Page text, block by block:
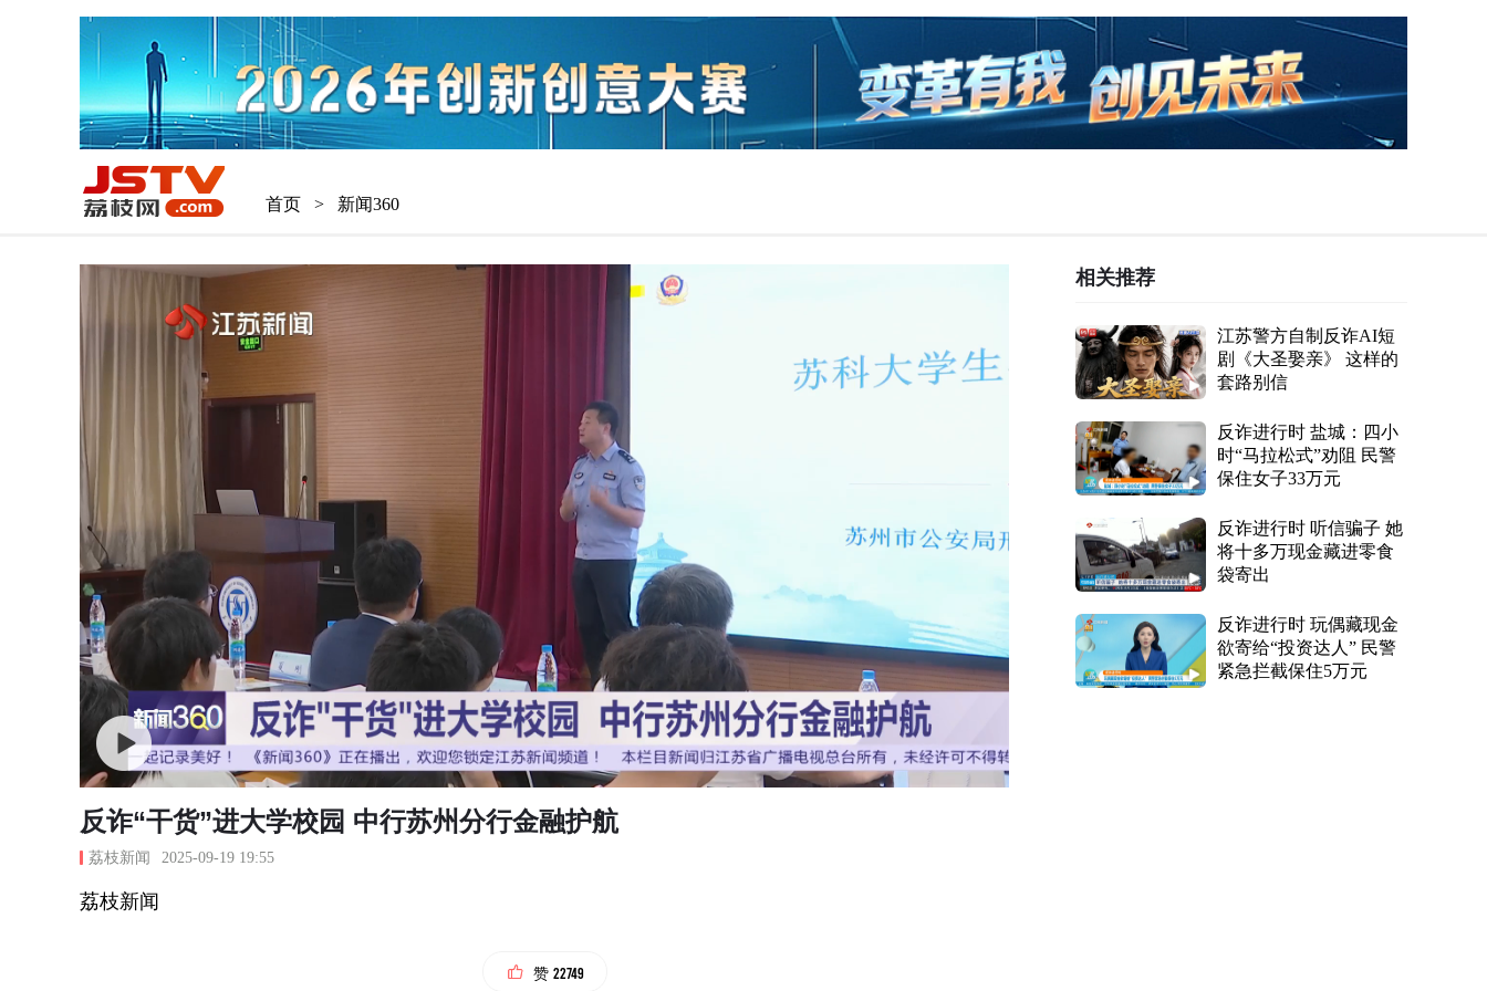
首页 > 新闻360
反诈“干货”进大学校园 中行苏州分行金融护航
荔枝新闻 2025-09-19 19:55
荔枝新闻
赞 22749
相关推荐
江苏警方自制反诈AI短
剧《大圣娶亲》 这样的
套路别信
反诈进行时 盐城：四小
时“马拉松式”劝阻 民警
保住女子33万元
反诈进行时 听信骗子 她
将十多万现金藏进零食
袋寄出
反诈进行时 玩偶藏现金
欲寄给“投资达人” 民警
紧急拦截保住5万元